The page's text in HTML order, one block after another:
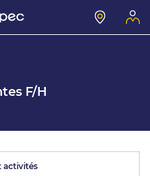
F/H
activités